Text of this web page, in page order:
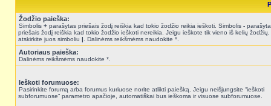
Žodžio paieška:
Simbolis + parašytas priešais žodį reiškia kad tokio žodžio reikia ieškoti. Simbolis -
priešais žodį reiškia kad tokio žodžio ieškoti nereikia. Jeigu ieškote tik vieno iš kelių žodžių,
atskirkite juos simboliu | . Dalinėms reikšmėms naudokite *.
Autoriaus paieška:
Dalinėms reikšmėms naudokite *.
Ieškoti forumuose:
Pasirinkite forumą arba forumus kuriuose norite atlikti paiešką. Jeigu neišjungsite “ieškoti
subforumuose“ parametro apačioje, automatiškai bus ieškoma ir visuose subforumuose.